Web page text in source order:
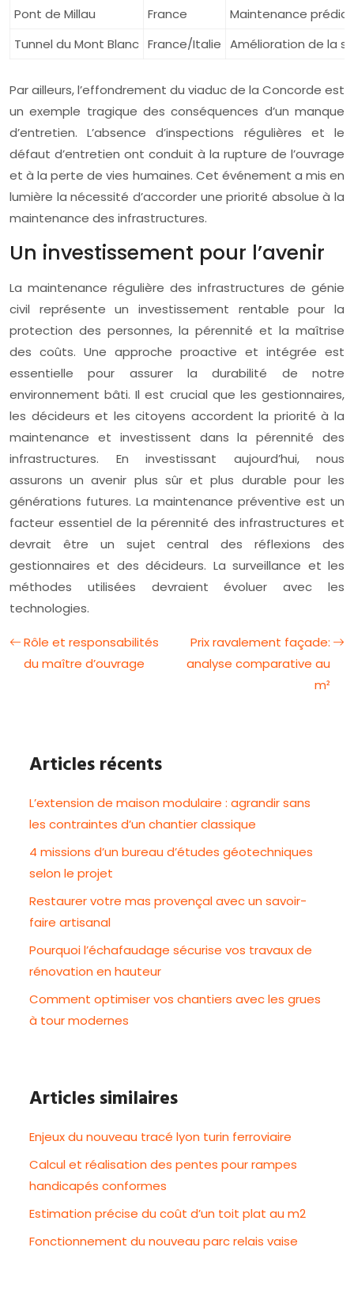
Pont de Millau
France
Maintenance
Tunnel du Mont Blanc France/Italie Amélioration de la
Par ailleurs, l’effondrement du viaduc de la Concorde est
un exemple tragique des conséquences d’un manque
d’entretien. L’absence d’inspections régulières et le
défaut d’entretien ont conduit à la rupture de l’ouvrage
et à la perte de vies humaines. Cet événement a mis en
lumière la nécessité d’accorder une priorité absolue à la
maintenance des infrastructures.
Un investissement pour l’avenir
La maintenance régulière des infrastructures de génie
civil représente un investissement rentable pour la
protection des personnes, la pérennité et la maîtrise
des coûts. Une approche proactive et intégrée est
essentielle pour assurer la durabilité de notre
environnement bâti. Il est crucial que les gestionnaires,
les décideurs et les citoyens accordent la priorité à la
maintenance et investissent dans la pérennité des
infrastructures. En investissant aujourd’hui, nous
assurons un avenir plus sûr et plus durable pour les
générations futures. La maintenance préventive est un
facteur essentiel de la pérennité des infrastructures et
devrait être un sujet central des réflexions des
gestionnaires et des décideurs. La surveillance et les
méthodes utilisées devraient évoluer avec les
technologies.
Rôle et responsabilités
du maître d’ouvrage
Prix ravalement façade:
analyse comparative au
m²
Articles récents
L’extension de maison modulaire : agrandir sans
les contraintes d’un chantier classique
4 missions d’un bureau d’études géotechniques
selon le projet
Restaurer votre mas provençal avec un savoir-
faire artisanal
Pourquoi l’échafaudage sécurise vos travaux de
rénovation en hauteur
Comment optimiser vos chantiers avec les grues
à tour modernes
Articles similaires
Enjeux du nouveau tracé lyon turin ferroviaire
Calcul et réalisation des pentes pour rampes
handicapés conformes
Estimation précise du coût d’un toit plat au m2
Fonctionnement du nouveau parc relais vaise